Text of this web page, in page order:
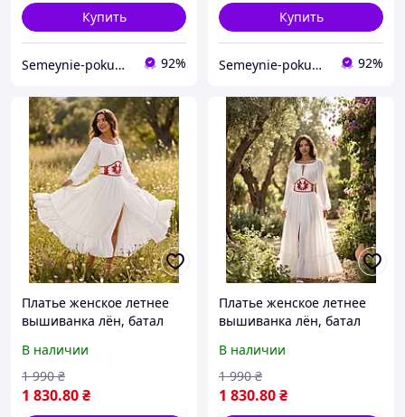
Купить
Semeynie-pokupki 92%
Купить
Semeynie-pokupki 92%
Платье женское летнее
вышиванка лён, батал
В наличии
1 830.80₴
1 990 ₴
Платье женское летнее
вышиванка лён, батал
В наличии
1 830.80₴
1 990 ₴